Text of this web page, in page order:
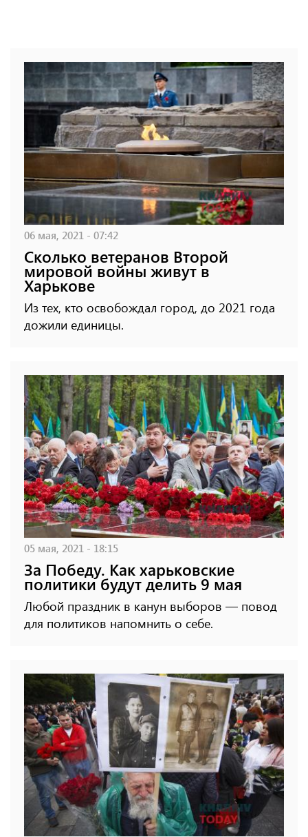
06 мая, 2021 - 07:42
Сколько ветеранов Второй
мировой войны живут в
Харькове
Из тех, кто освобождал город, до 2021 года
дожили единицы.
05 мая, 2021 - 18:15
За Победу. Как харьковские
политики будут делить 9 мая
Любой праздник в канун выборов — повод
для политиков напомнить о себе.